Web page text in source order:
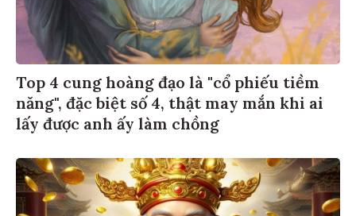
Top 4 cung hoàng đạo là "cổ phiếu tiềm
năng", đặc biệt số 4, thật may mắn khi ai
lấy được anh ấy làm chồng